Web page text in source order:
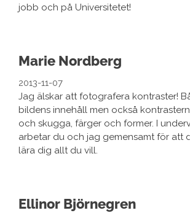
jobb och på Universitetet!
Marie Nordberg
2013-11-07
Jag älskar att fotografera kontraster!
bildens innehåll men också
och skugga, färger och former. I
arbetar du och jag gemensamt för att
lära dig allt du vill.
Ellinor Björnegren